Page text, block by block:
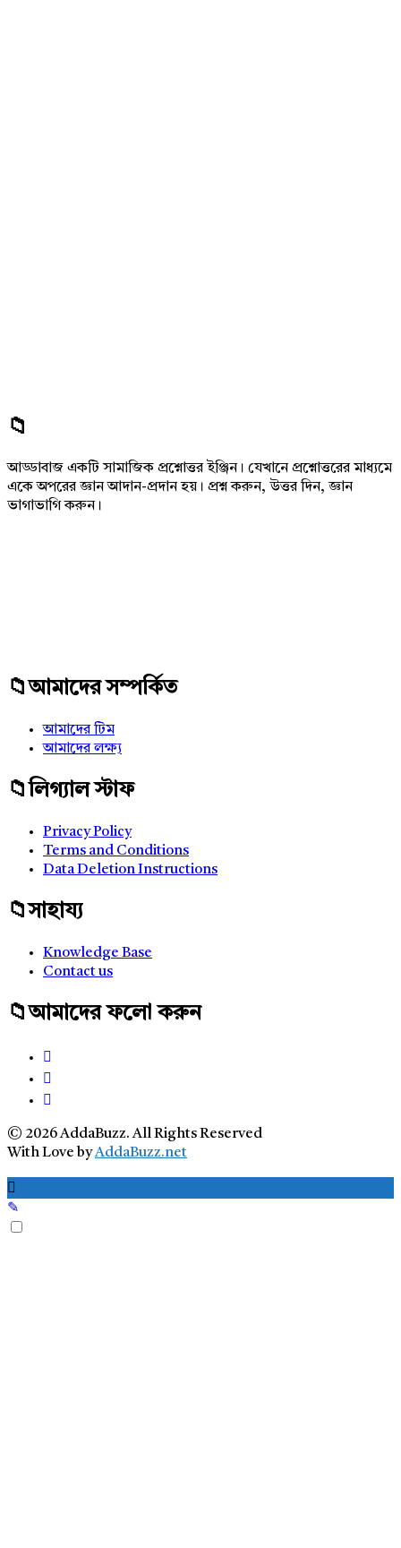
আড্ডাবাজ একটি সামাজিক প্রশ্নোত্তর ইঞ্জিন। যেখানে প্রশ্নোত্তরের মাধ্যমে
একে অপরের জ্ঞান আদান-প্রদান হয়। প্রশ্ন করুন, উত্তর দিন, জ্ঞান
ভাগাভাগি করুন।
আমাদের সম্পর্কিত
আমাদের টিম
আমাদের লক্ষ্য
লিগ্যাল স্টাফ
Privacy Policy
Terms and Conditions
Data Deletion Instructions
সাহায্য
Knowledge Base
Contact us
আমাদের ফলো করুন
© 2026 AddaBuzz. All Rights Reserved
With Love byAddaBuzz.net